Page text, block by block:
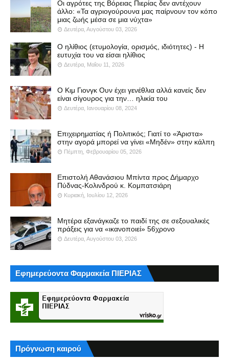
Οι αγρότες της Βόρειας Πιερίας δεν αντέχουν
άλλο: «Τα αγριογούρουνα μας παίρνουν τον κόπο
μιας ζωής μέσα σε μια νύχτα»
Δευτέρα, Αυγούστου 03, 2026
Ο ηλίθιος (ετυμολογία, ορισμός, ιδιότητες) - Η
ευτυχία του να είσαι ηλίθιος
Δευτέρα, Μαΐου 11, 2026
Ο Κιμ Γιονγκ Ουν έχει γενέθλια αλλά κανείς δεν
είναι σίγουρος για την… ηλικία του
Δευτέρα, Ιανουαρίου 08, 2024
Επιχειρηματίας ή Πολιτικός; Γιατί το «Άριστα»
στην αγορά μπορεί να γίνει «Μηδέν» στην κάλπη
Πέμπτη, Φεβρουαρίου 05, 2026
Επιστολή Αθανάσιου Μπίντα προς Δήμαρχο
Πύδνας-Κολινδρού κ. Κομπατσιάρη
Κυριακή, Ιουλίου 12, 2026
Μητέρα εξανάγκαζε το παιδί της σε σεξουαλικές
πράξεις για να «ικανοποιεί» 56χρονο
Δευτέρα, Αυγούστου 03, 2026
Εφημερεύοντα Φαρμακεία ΠΙΕΡΙΑΣ
Πρόγνωση καιρού